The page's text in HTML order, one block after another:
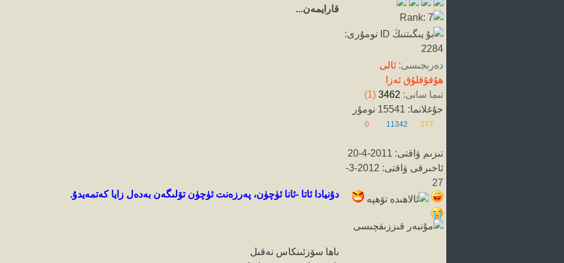
دەرىجىسى: ئالى
ھۇقۇقلۇق ئەزا
تىما سانى: 3462
(1)
جۇغلانما: 15541 نومۇر
277
11342
0
تىزىم ۋاقتى: 2011-4-20
ئاخىرقى ۋاقتى: 2012-3-
27
قارايمەن...
دۇنيادا ئاتا -ئانا ئۈچۈن، پەرزەنت ئۈچۈن تۆلىگەن بەدەل زايا كەتمەيدۇ.
باھا سۆز ئىنكاس نەقىل